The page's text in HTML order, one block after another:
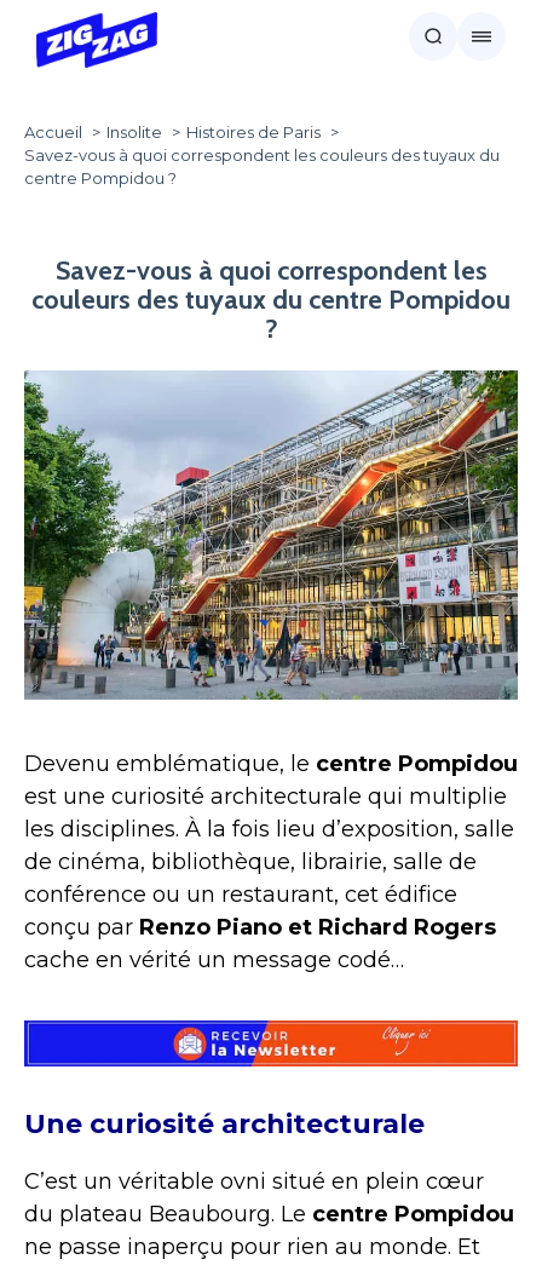
Accueil Insolite
Histoires de Paris
Savez-vous à quoi correspondent les couleurs des tuyaux du
centre Pompidou ?
Savez-vous à quoi correspondent les
couleurs des tuyaux du centre Pompidou
?
Devenu emblématique, le centre Pompidou
est une curiosité architecturale qui multiplie
les disciplines. À la fois lieu d’exposition, salle
de cinéma, bibliothèque, librairie, salle de
conférence ou un restaurant, cet édifice
conçu par Renzo Piano et Richard Rogers
cache en vérité un message codé…
Une curiosité architecturale
C’est un véritable ovni situé en plein cœur
du plateau Beaubourg. Le centre Pompidou
ne passe inaperçu pour rien au monde. Et